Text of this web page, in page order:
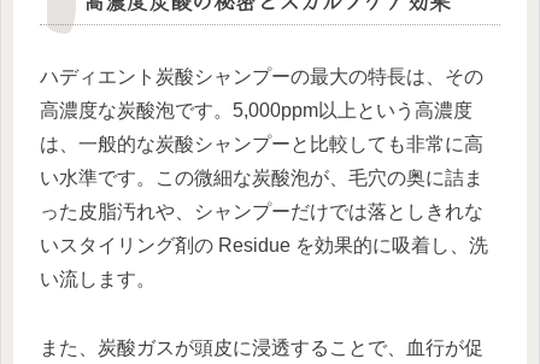
ハディエント炭酸シャンプーの最大の特長は、その
高濃度な炭酸泡です。5,000ppm以上という高濃度
は、一般的な炭酸シャンプーと比較しても非常に高
い水準です。この微細な炭酸泡が、毛穴の奥に詰ま
った皮脂汚れや、シャンプーだけでは落としきれな
いスタイリング剤の Residue を効果的に吸着し、洗
い流します。
また、炭酸ガスが頭皮に浸透することで、血行が促